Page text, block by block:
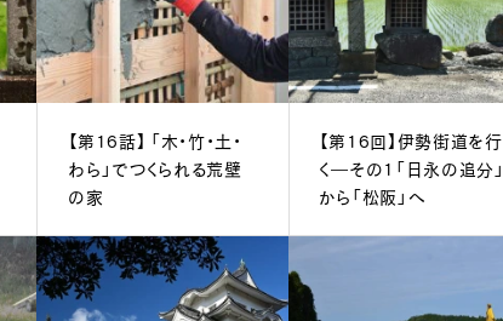
【第16話】 「木・竹・土・
わら」でつくられる荒壁
の家
【第16回】伊勢街道を行
く―その1「日永の追分」
から「松阪」へ